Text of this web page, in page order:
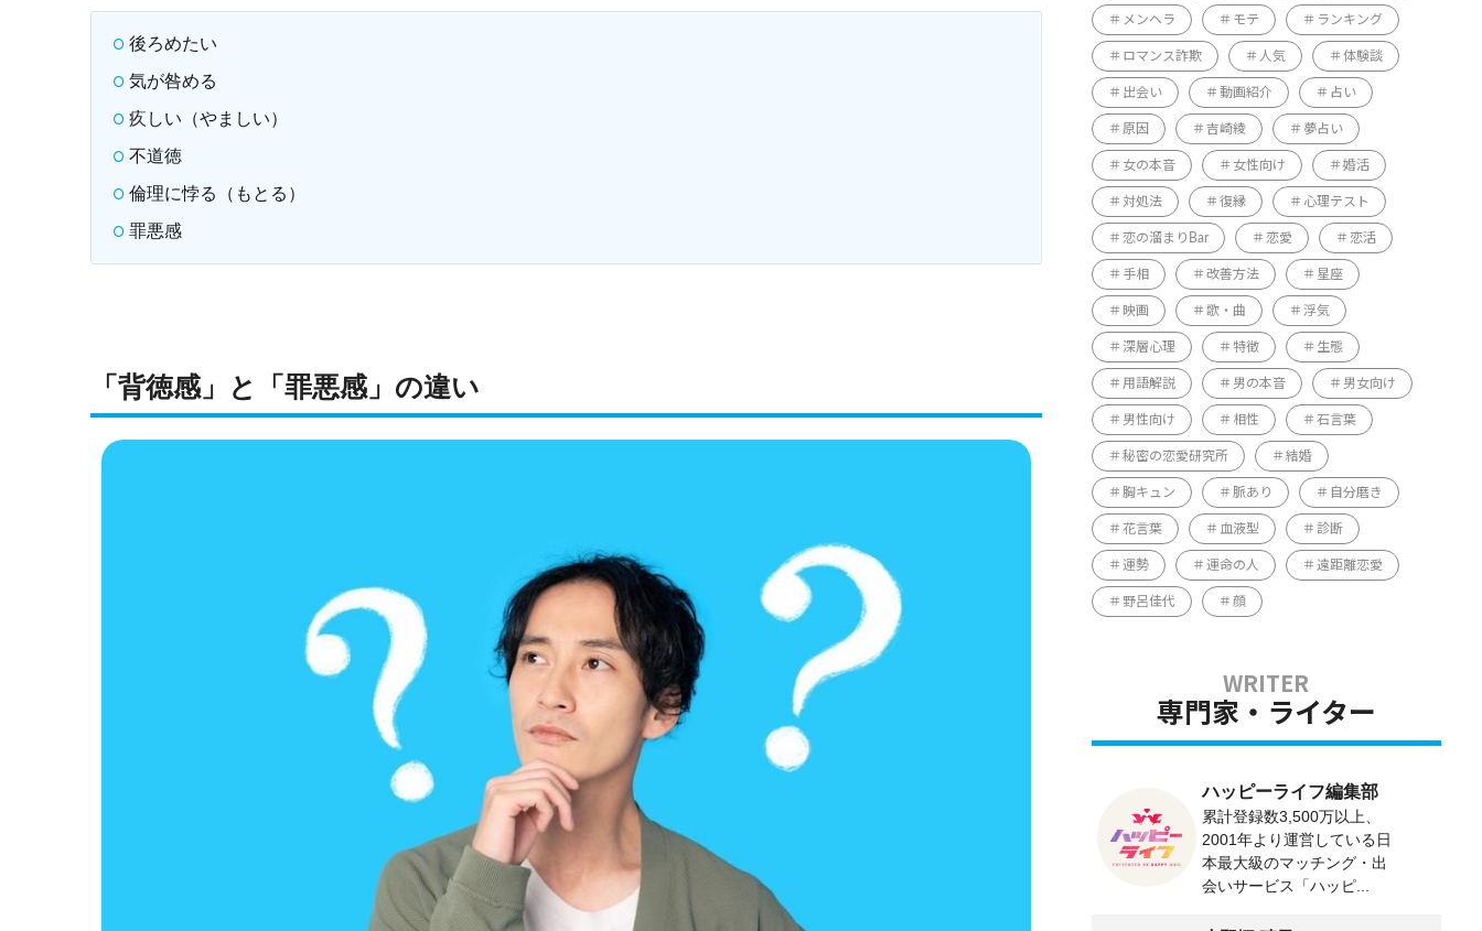
後ろめたい
気が咎める
疚しい（やましい）
不道徳
倫理に悖る（もとる）
罪悪感
「背徳感」と「罪悪感」の違い
メンヘラ モテ ランキング
ロマンス詐欺 人気 体験談
出会い 動画紹介 占い
原因 吉崎綾 夢占い
女の本音 女性向け 婚活
対処法 復縁 心理テスト
恋の溜まりBar 恋愛 恋活
手相 改善方法 星座
映画 歌・曲 浮気
深層心理 特徴 生態
用語解説 男の本音 男女向け
男性向け 相性 石言葉
秘密の恋愛研究所 結婚
胸キュン 脈あり 自分磨き
花言葉 血液型 診断
運勢 運命の人 遠距離恋愛
野呂佳代 顔
専門家・ライター
ハッピーライフ編集部
累計登録数3,500万以上、
2001年より運営している日
本最大級のマッチング・出
会いサービス「ハッピ...